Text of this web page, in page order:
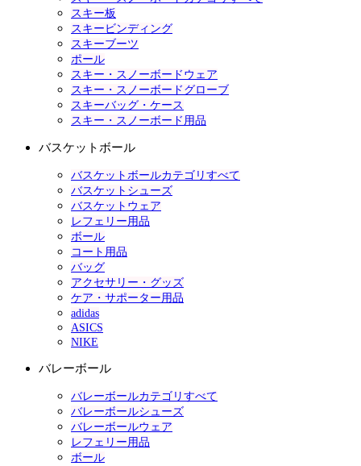
スキー板
スキービンディング
スキーブーツ
ポール
スキー・スノーボードウェア
スキー・スノーボードグローブ
スキーバッグ・ケース
スキー・スノーボード用品
バスケットボール
バスケットボールカテゴリすべて
バスケットシューズ
バスケットウェア
レフェリー用品
ボール
コート用品
バッグ
アクセサリー・グッズ
ケア・サポーター用品
adidas
ASICS
NIKE
バレーボール
バレーボールカテゴリすべて
バレーボールシューズ
バレーボールウェア
レフェリー用品
ボール